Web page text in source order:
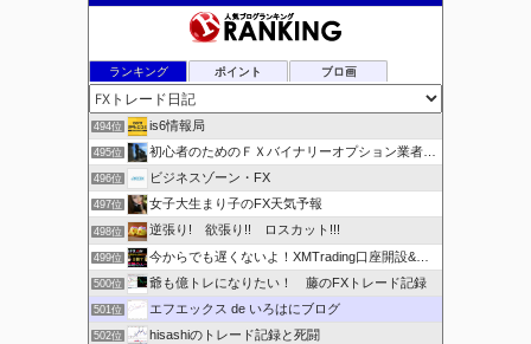
ランキング ポイント ブロ画
494位 is6情報局
495位 初心者のためのＦＸバイナリーオプション業者比較.com
496位 ビジネスゾーン・FX
497位 女子大生まり子のFX天気予報
498位 逆張り! 欲張り!! ロスカット!!!
499位 今からでも遅くないよ！XMTrading口座開設&攻略ブログ
500位 爺も億トレになりたい！ 藤のFXトレード記録
501位 エフエックス de いろはにブログ
502位 hisashiのトレード記録と死闘